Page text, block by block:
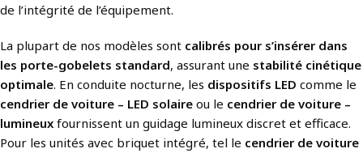
de l’intégrité de l’équipement.
La plupart de nos modèles sont calibrés pour s’insérer dans
les porte-gobelets standard, assurant une stabilité cinétique
optimale. En conduite nocturne, les dispositifs LED comme le
cendrier de voiture – LED solaire ou le cendrier de voiture –
lumineux fournissent un guidage lumineux discret et efficace.
Pour les unités avec briquet intégré, tel le cendrier de voiture